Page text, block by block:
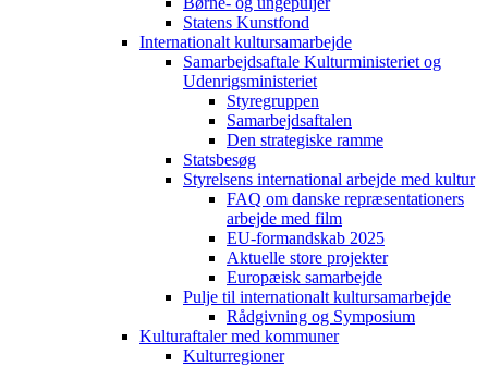
Statens Kunstfond
Internationalt kultursamarbejde
Samarbejdsaftale Kulturministeriet og
Udenrigsministeriet
Styregruppen
Samarbejdsaftalen
Den strategiske ramme
Statsbesøg
Styrelsens international arbejde med kultur
FAQ om danske repræsentationers
arbejde med film
EU-formandskab 2025
Aktuelle store projekter
Europæisk samarbejde
Pulje til internationalt kultursamarbejde
Rådgivning og Symposium
Kulturaftaler med kommuner
Kulturregioner